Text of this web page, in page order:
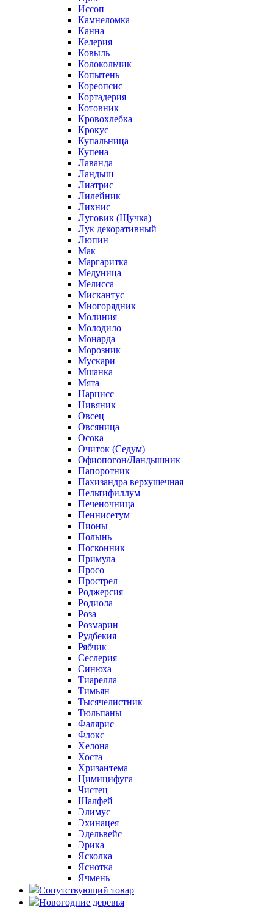
Иссоп
Камнеломка
Канна
Келерия
Ковыль
Колокольчик
Копытень
Кореопсис
Кортадерия
Котовник
Кровохлебка
Крокус
Купальница
Купена
Лаванда
Ландыш
Лиатрис
Лилейник
Лихнис
Луговик (Щучка)
Лук декоративный
Люпин
Мак
Маргаритка
Медуница
Мелисса
Мискантус
Многорядник
Молиния
Молодило
Монарда
Морозник
Мускари
Мшанка
Мята
Нарцисс
Нивяник
Овсец
Овсяница
Осока
Очиток (Седум)
Офиопогон/Ландышник
Папоротник
Пахизандра верхушечная
Пельтифиллум
Печеночница
Пеннисетум
Пионы
Полынь
Посконник
Примула
Просо
Прострел
Роджерсия
Родиола
Роза
Розмарин
Рудбекия
Рябчик
Сеслерия
Синюха
Тиарелла
Тимьян
Тысячелистник
Тюльпаны
Фалярис
Флокс
Хелона
Хоста
Хризантема
Цимицифуга
Чистец
Шалфей
Элимус
Эхинацея
Эдельвейс
Эрика
Ясколка
Яснотка
Ячмень
Сопутствующий товар
Новогодние деревья